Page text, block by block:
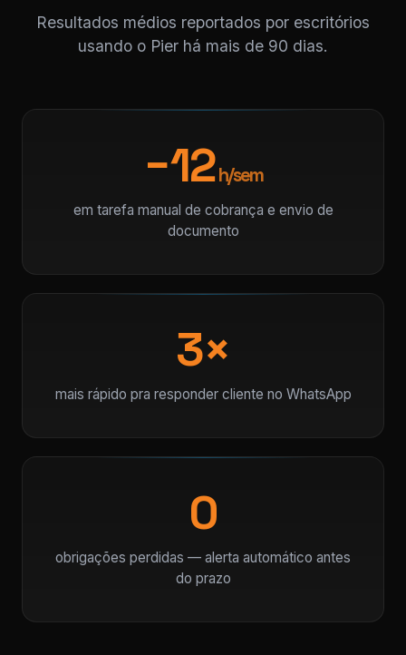
Resultados médios reportados por escritórios
usando o Pier há mais de 90 dias.
−12h/sem
em tarefa manual de cobrança e envio de
documento
3×
mais rápido pra responder cliente no WhatsApp
0
obrigações perdidas — alerta automático antes
do prazo